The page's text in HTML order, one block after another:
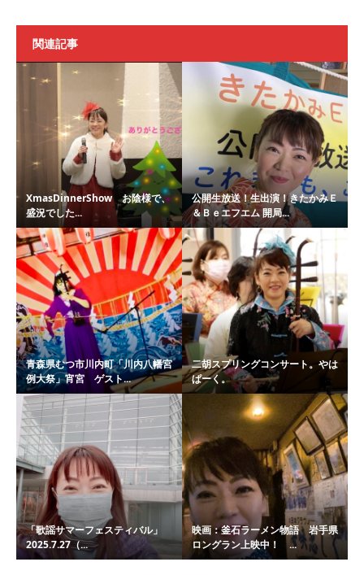
関連記事
XmasDinnerShow お陰様で、
盛況でした...
公開生放送！生出演！きたかみＥ
＆Ｂｅエフエム 開局...
青森県むつ市川内町「川内八幡宮
例大祭」宵宮 ゲスト...
二胡スプリングコンサート。やは
ぱーく。
「歌謡サマーフェスティバル」
2025.7.27（...
映画：釜石ラーメン物語 岩手県
ロングラン上映中！ ...